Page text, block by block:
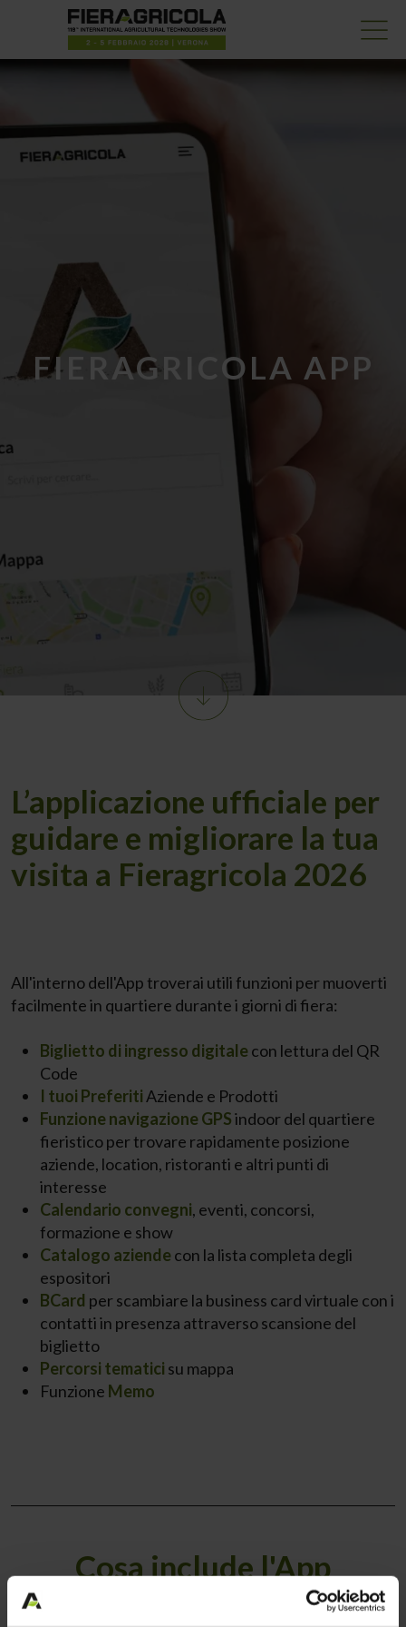
FIERAGRICOLA APP
L’applicazione ufficiale per
guidare e migliorare la tua
visita a Fieragricola 2026
All'interno dell'App troverai utili funzioni per muoverti
facilmente in quartiere durante i giorni di fiera:
Biglietto di ingresso digitalecon lettura del QR
Code
I tuoi Preferiti Aziende e Prodotti
Funzione navigazione GPSindoor del quartiere
fieristico per trovare rapidamente posizione
aziende, location, ristoranti e altri punti di
interesse
Calendario convegni, eventi, concorsi,
formazione e show
Catalogo aziendecon la lista completa degli
espositori
BCard per scambiare la business card virtuale con i
contatti in presenza attraverso scansione del
biglietto
Percorsi tematici su mappa
Funzione Memo
Cosa include l'App
Scopri le nuove funzioni dell'App ufficiale